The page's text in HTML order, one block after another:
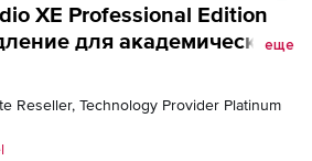
XE Professional Edition
для академической
еще
Reseller, Technology Provider Platinum